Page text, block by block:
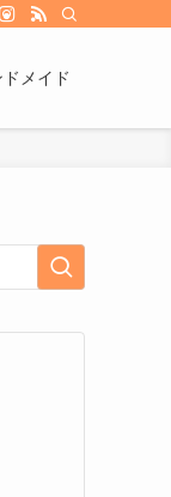
メイド